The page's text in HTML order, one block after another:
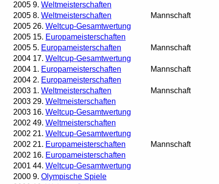
2005 9. Weltmeisterschaften
2005 8. Weltmeisterschaften
Mannschaft
2005 26. Weltcup-Gesamtwertung
2005 15. Europameisterschaften
2005 5. Europameisterschaften
Mannschaft
2004 17. Weltcup-Gesamtwertung
2004 1. Europameisterschaften
Mannschaft
2004 2. Europameisterschaften
2003 1. Weltmeisterschaften
Mannschaft
2003 29. Weltmeisterschaften
2003 16. Weltcup-Gesamtwertung
2002 49. Weltmeisterschaften
2002 21. Weltcup-Gesamtwertung
2002 21. Europameisterschaften
Mannschaft
2002 16. Europameisterschaften
2001 44. Weltcup-Gesamtwertung
2000 9. Olympische Spiele